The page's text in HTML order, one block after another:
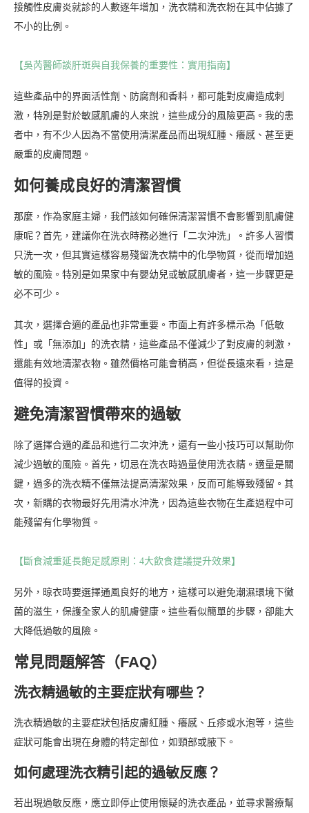
接觸性皮膚炎就診的人數逐年增加，洗衣精和洗衣粉在其中佔據了
不小的比例。
【吳芮醫師談肝斑與自我保養的重要性：實用指南】
這些產品中的界面活性劑、防腐劑和香料，都可能對皮膚造成刺
激，特別是對於敏感肌膚的人來說，這些成分的風險更高。我的患
者中，有不少人因為不當使用清潔產品而出現紅腫、癢感、甚至更
嚴重的皮膚問題。
如何養成良好的清潔習慣
那麼，作為家庭主婦，我們該如何確保清潔習慣不會影響到肌膚健
康呢？首先，建議你在洗衣時務必進行「二次沖洗」。許多人習慣
只洗一次，但其實這樣容易殘留洗衣精中的化學物質，從而增加過
敏的風險。特別是如果家中有嬰幼兒或敏感肌膚者，這一步驟更是
必不可少。
其次，選擇合適的產品也非常重要。市面上有許多標示為「低敏
性」或「無添加」的洗衣精，這些產品不僅減少了對皮膚的刺激，
還能有效地清潔衣物。雖然價格可能會稍高，但從長遠來看，這是
值得的投資。
避免清潔習慣帶來的過敏
除了選擇合適的產品和進行二次沖洗，還有一些小技巧可以幫助你
減少過敏的風險。首先，切忌在洗衣時過量使用洗衣精。適量是關
鍵，過多的洗衣精不僅無法提高清潔效果，反而可能導致殘留。其
次，新購的衣物最好先用清水沖洗，因為這些衣物在生產過程中可
能殘留有化學物質。
【斷食減重延長飽足感原則：4大飲食建議提升效果】
另外，晾衣時要選擇通風良好的地方，這樣可以避免潮濕環境下黴
菌的滋生，保護全家人的肌膚健康。這些看似簡單的步驟，卻能大
大降低過敏的風險。
常見問題解答（FAQ）
洗衣精過敏的主要症狀有哪些？
洗衣精過敏的主要症狀包括皮膚紅腫、癢感、丘疹或水泡等，這些
症狀可能會出現在身體的特定部位，如頸部或腋下。
如何處理洗衣精引起的過敏反應？
若出現過敏反應，應立即停止使用懷疑的洗衣產品，並尋求醫療幫